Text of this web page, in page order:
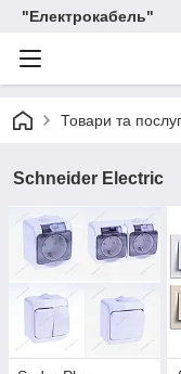
"Електрокабель"
Товари та
Schneider Electric